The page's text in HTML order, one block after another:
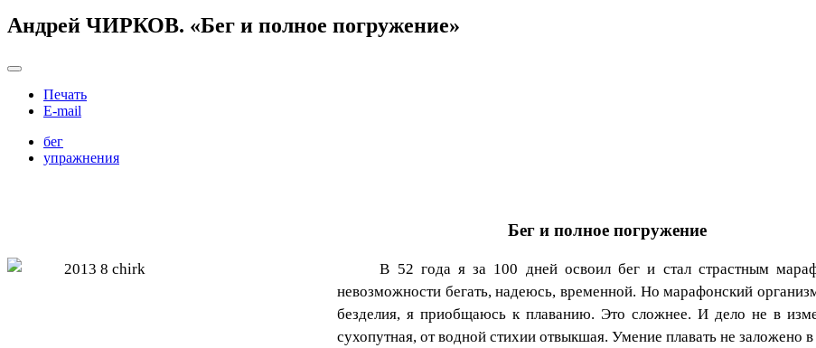
Андрей ЧИРКОВ. «Бег и полное погружение»
Печать
E-mail
бег
упражнения
Бег и полное погружение
В 52 года я за 100 дней освоил бег и стал страстным
невозможности бегать, надеюсь, временной. Но марафонский
безделия, я приобщаюсь к плаванию. Это сложнее. И дело не в
сухопутная, от водной стихии отвыкшая. Умение плавать не заложено